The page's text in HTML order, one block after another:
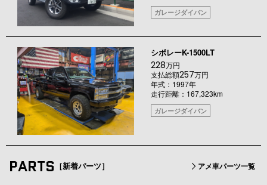
ガレージダイバン
シボレーK-1500LT
228万円
支払総額257万円
年式：1997年
走行距離：167,323km
ガレージダイバン
PARTS ［新着パーツ］ アメ車パーツ一覧